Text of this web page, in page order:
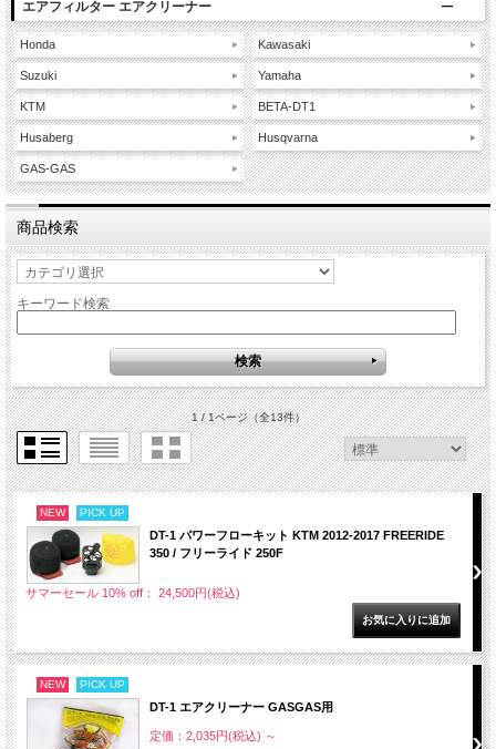
エアフィルター エアクリーナー
Honda
Suzuki
KTM
Husaberg
GAS-GAS
Kawasaki
Yamaha
BETA-DT1
Husqvarna
商品検索
キーワード検索
1 / 1ページ（全13件）
NEW PICK UP
DT-1 パワーフローキット KTM 2012-2017 FREERIDE
350 / フリーライド 250F
サマーセール 10% off： 24,500円(税込)
NEW PICK UP
DT-1 エアクリーナー GASGAS用
定価：2,035円(税込) ～